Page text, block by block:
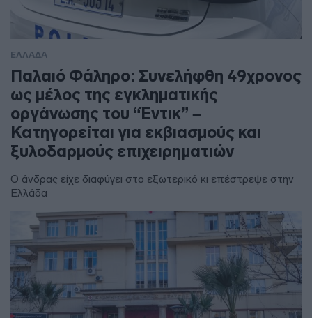
ΕΛΛΑΔΑ
Παλαιό Φάληρο: Συνελήφθη 49χρονος
ως μέλος της εγκληματικής
οργάνωσης του “Έντικ” –
Κατηγορείται για εκβιασμούς και
ξυλοδαρμούς επιχειρηματιών
Ο άνδρας είχε διαφύγει στο εξωτερικό κι επέστρεψε στην
Ελλάδα